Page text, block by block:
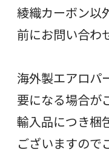
綾織カーボン以
前にお問い合わ
海外製エアロパ
要になる場合が
輸入品につき梱
ございますので